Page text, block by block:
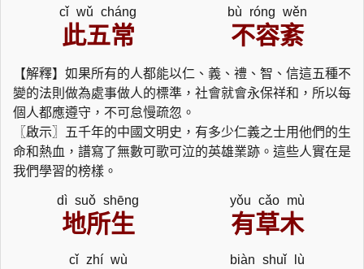
cǐ wǔ cháng bù róng wěn
此五常 不容紊
【解釋】如果所有的人都能以仁、義、禮、智、信這五種不
變的法則做為處事做人的標準，社會就會永保祥和，所以每
個人都應遵守，不可怠慢疏忽。
〖啟示〗五千年的中國文明史，有多少仁義之士用他們的生
命和熱血，譜寫了無數可歌可泣的英雄業跡。這些人實在是
我們學習的榜樣。
dì suǒ shēng yǒu cǎo mù
地所生 有草木
cǐ zhí wù biàn shuǐ lù